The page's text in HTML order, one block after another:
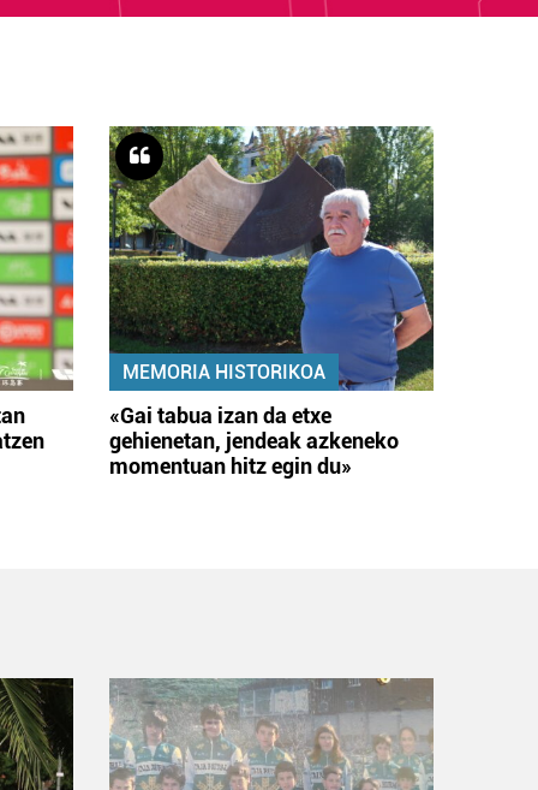
MEMORIA HISTORIKOA
«Gai tabua izan da etxe
gehienetan, jendeak azkeneko
momentuan hitz egin du»